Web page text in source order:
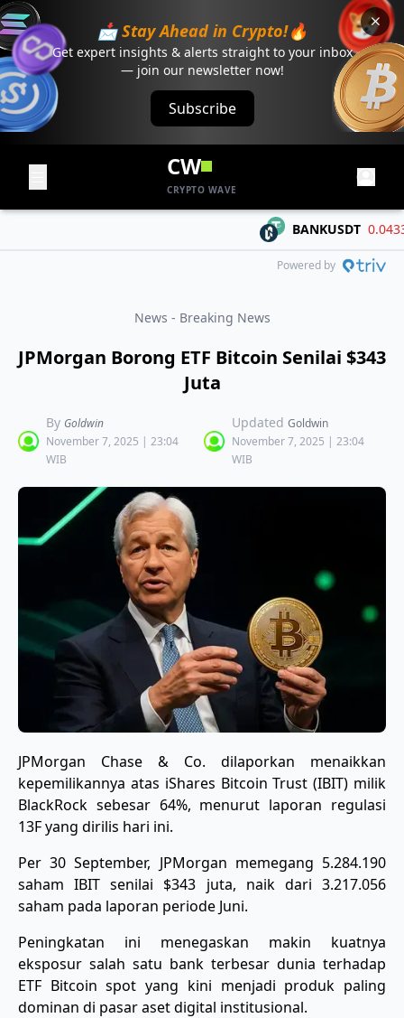
📩 Stay Ahead in Crypto!🔥
Get expert insights & alerts straight to your inbox
— join our newsletter now!
Subscribe
CW
CRYPTO WAVE
BANKUSDT 0.04334
Powered by
News - Breaking News
JPMorgan Borong ETF Bitcoin Senilai $343
Juta
By Goldwin
November 7, 2025 | 23:04
WIB
Updated Goldwin
November 7, 2025 | 23:04
WIB
JPMorgan Chase & Co. dilaporkan menaikkan
kepemilikannya atas iShares Bitcoin Trust (IBIT) milik
BlackRock sebesar 64%, menurut laporan regulasi
13F yang dirilis hari ini.
Per 30 September, JPMorgan memegang 5.284.190
saham IBIT senilai $343 juta, naik dari 3.217.056
saham pada laporan periode Juni.
Peningkatan ini menegaskan makin kuatnya
eksposur salah satu bank terbesar dunia terhadap
ETF Bitcoin spot yang kini menjadi produk paling
dominan di pasar aset digital institusional.